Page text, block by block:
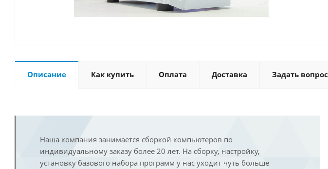
Описание Как купить Оплата Доставка Задать вопрос
Наша компания занимается сборкой компьютеров по
индивидуальному заказу более 20 лет. На сборку, настройку,
установку базового набора программ у нас уходит чуть больше